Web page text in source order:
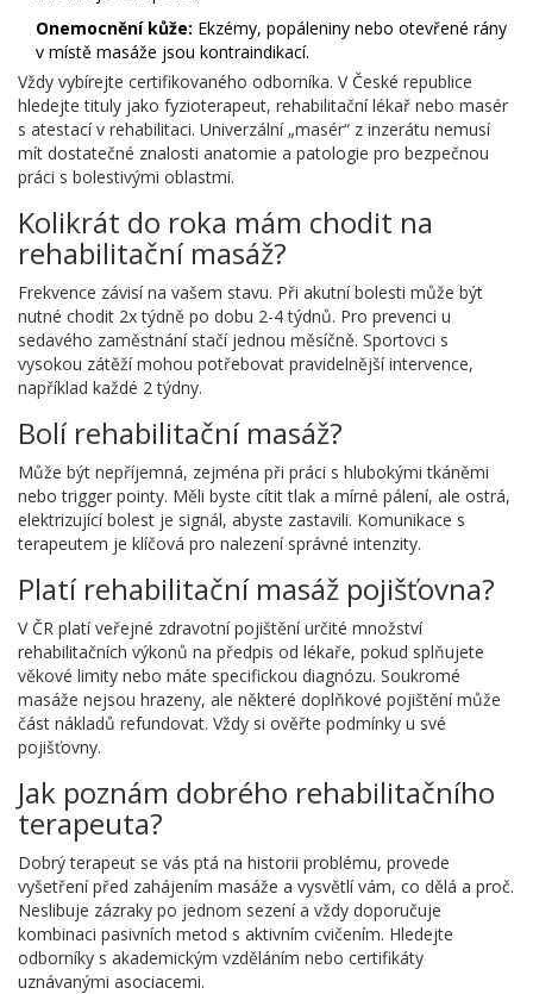
Onemocnění kůže: Ekzémy, popáleniny nebo otevřené rány
v místě masáže jsou kontraindikací.
Vždy vybírejte certifikovaného odborníka. V České republice
hledejte tituly jako fyzioterapeut, rehabilitační lékař nebo masér
s atestací v rehabilitaci. Univerzální „masér“ z inzerátu nemusí
mít dostatečné znalosti anatomie a patologie pro bezpečnou
práci s bolestivými oblastmi.
Kolikrát do roka mám chodit na
rehabilitační masáž?
Frekvence závisí na vašem stavu. Při akutní bolesti může být
nutné chodit 2x týdně po dobu 2-4 týdnů. Pro prevenci u
sedavého zaměstnání stačí jednou měsíčně. Sportovci s
vysokou zátěží mohou potřebovat pravidelnější intervence,
například každé 2 týdny.
Bolí rehabilitační masáž?
Může být nepříjemná, zejména při práci s hlubokými tkáněmi
nebo trigger pointy. Měli byste cítit tlak a mírné pálení, ale ostrá,
elektrizující bolest je signál, abyste zastavili. Komunikace s
terapeutem je klíčová pro nalezení správné intenzity.
Platí rehabilitační masáž pojišťovna?
V ČR platí veřejné zdravotní pojištění určité množství
rehabilitačních výkonů na předpis od lékaře, pokud splňujete
věkové limity nebo máte specifickou diagnózu. Soukromé
masáže nejsou hrazeny, ale některé doplňkové pojištění může
část nákladů refundovat. Vždy si ověřte podmínky u své
pojišťovny.
Jak poznám dobrého rehabilitačního
terapeuta?
Dobrý terapeut se vás ptá na historii problému, provede
vyšetření před zahájením masáže a vysvětlí vám, co dělá a proč.
Neslibuje zázraky po jednom sezení a vždy doporučuje
kombinaci pasivních metod s aktivním cvičením. Hledejte
odborníky s akademickým vzděláním nebo certifikáty
uznávanými asociacemi.